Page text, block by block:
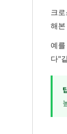
크
해
예
다"